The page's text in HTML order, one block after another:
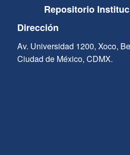
Repositorio
Dirección
Av. Universidad 1200, Xoco,
Ciudad de México, CDMX.